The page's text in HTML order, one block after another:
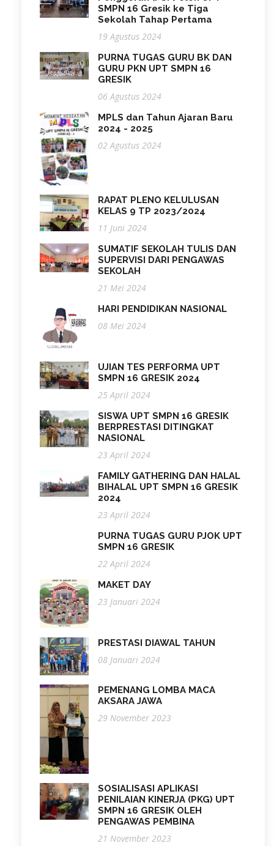
SMPN 16 Gresik ke Tiga
Sekolah Tahap Pertama
19 Agustus 2024
PURNA TUGAS GURU BK DAN
GURU PKN UPT SMPN 16
GRESIK
06 Agustus 2024
MPLS dan Tahun Ajaran Baru
2024 - 2025
02 Agustus 2024
RAPAT PLENO KELULUSAN
KELAS 9 TP 2023/2024
11 Juni 2024
SUMATIF SEKOLAH TULIS DAN
SUPERVISI DARI PENGAWAS
SEKOLAH
21 Mei 2024
HARI PENDIDIKAN NASIONAL
08 Mei 2024
UJIAN TES PERFORMA UPT
SMPN 16 GRESIK 2024
25 April 2024
SISWA UPT SMPN 16 GRESIK
BERPRESTASI DITINGKAT
NASIONAL
23 April 2024
FAMILY GATHERING DAN HALAL
BIHALAL UPT SMPN 16 GRESIK
2024
23 April 2024
PURNA TUGAS GURU PJOK UPT
SMPN 16 GRESIK
22 April 2024
MAKET DAY
23 Januari 2024
PRESTASI DIAWAL TAHUN
08 Januari 2024
PEMENANG LOMBA MACA
AKSARA JAWA
29 November 2023
SOSIALISASI APLIKASI
PENILAIAN KINERJA (PKG) UPT
SMPN 16 GRESIK OLEH
PENGAWAS PEMBINA
21 November 2023